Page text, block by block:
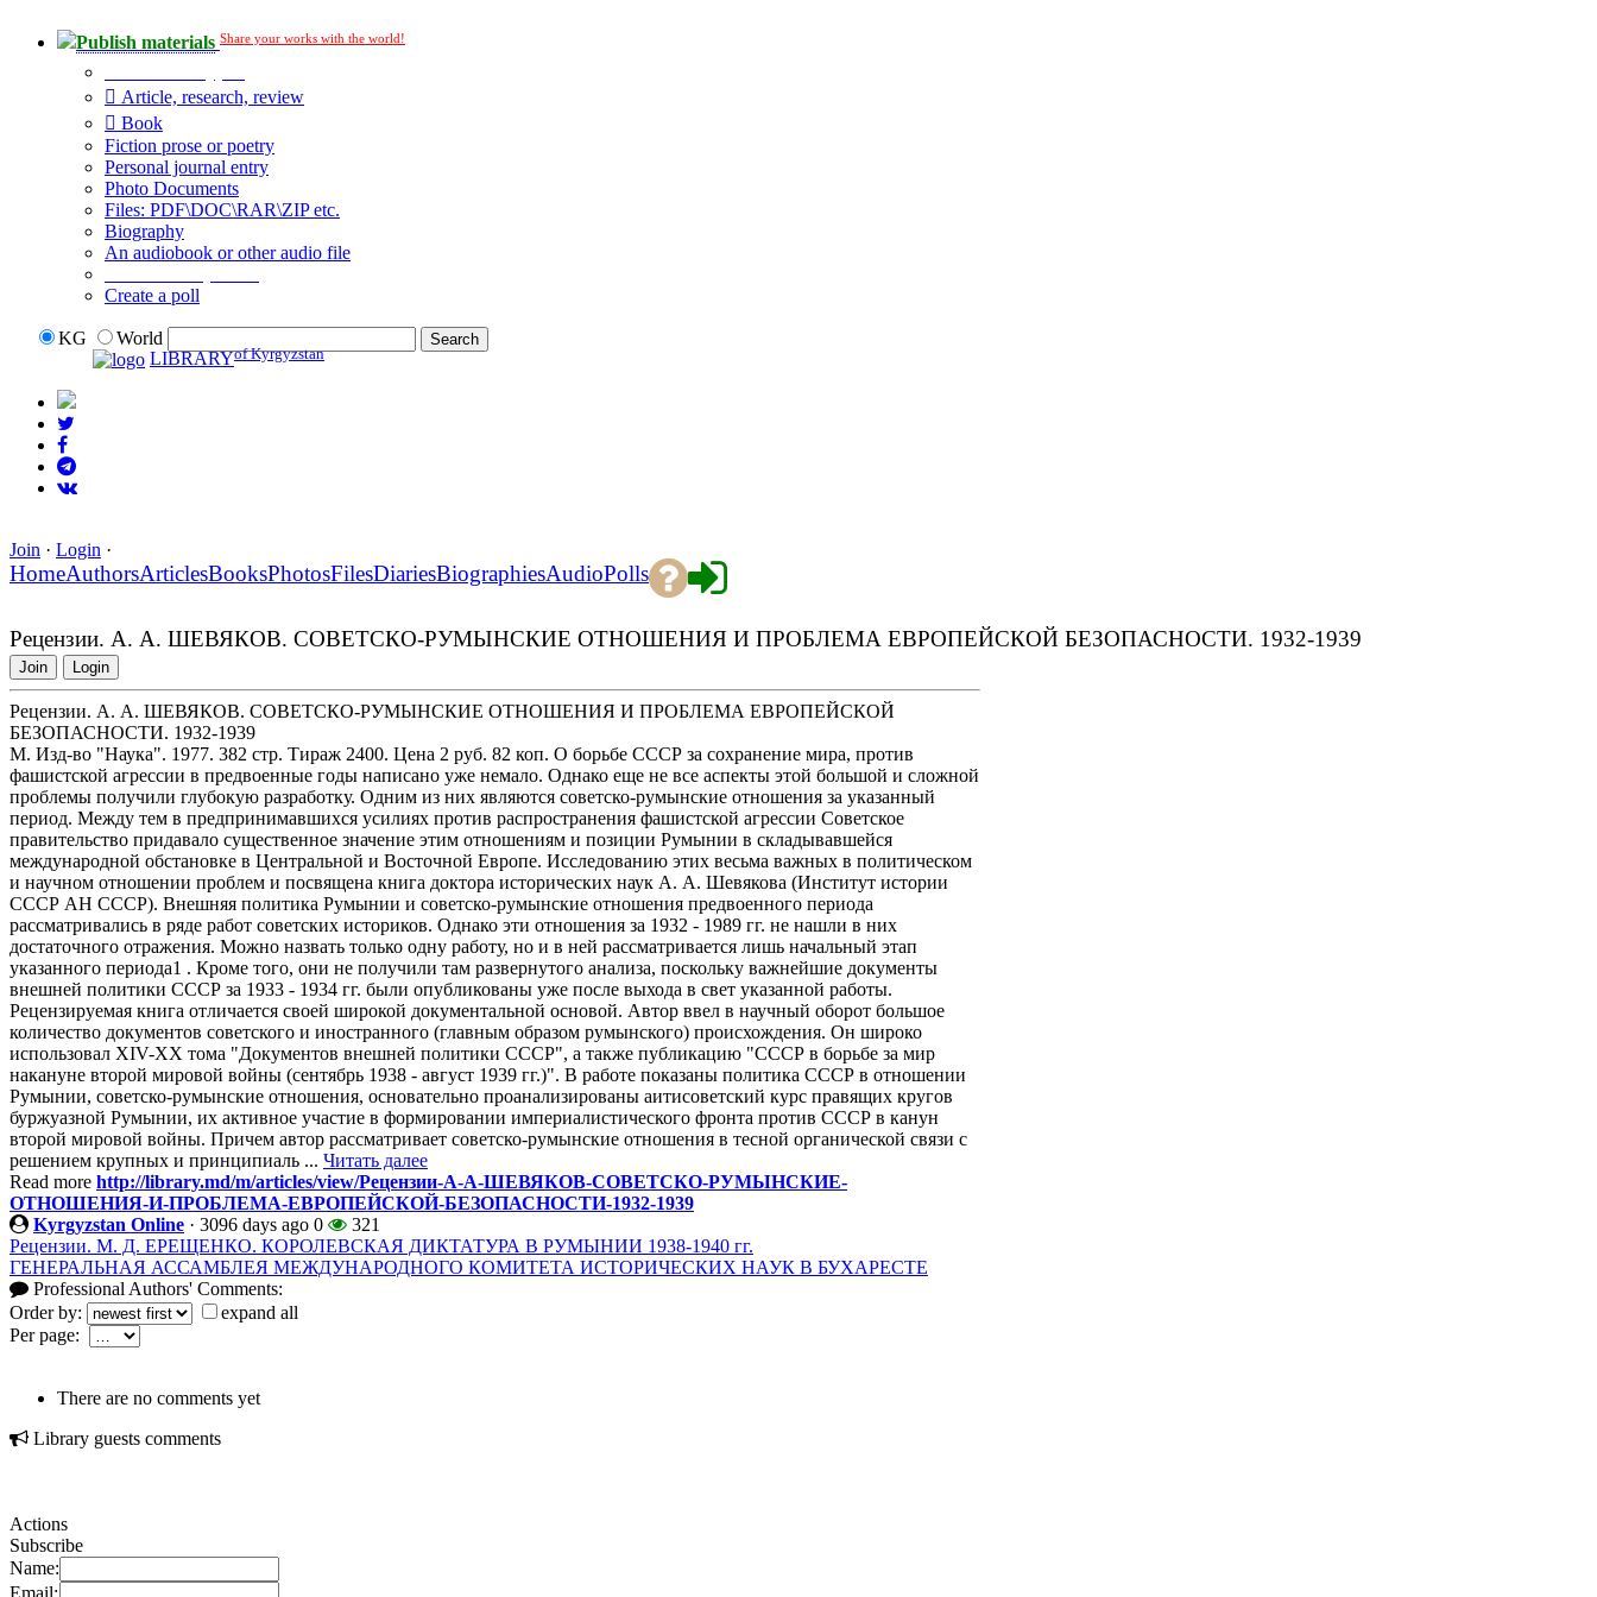
Publish materials Share your works with the world!
Article, research, review
Book
Fiction prose or poetry
Personal journal entry
Photo Documents
Files: PDF\DOC\RAR\ZIP etc.
Biography
An audiobook or other audio file
Create a poll
KG
World
LIBRARYof Kyrgyzstan
Join · Login ·
HomeAuthorsArticlesBooksPhotosFilesDiariesBiographiesAudioPolls
Рецензии. А. А. ШЕВЯКОВ. СОВЕТСКО-РУМЫНСКИЕ ОТНОШЕНИЯ И ПРОБЛЕМА ЕВРОПЕЙСКОЙ БЕЗОПАСНОСТИ. 1932-1939
Join Login
Рецензии. А. А. ШЕВЯКОВ. СОВЕТСКО-РУМЫНСКИЕ ОТНОШЕНИЯ И ПРОБЛЕМА ЕВРОПЕЙСКОЙ
БЕЗОПАСНОСТИ. 1932-1939
М. Изд-во "Наука". 1977. 382 стр. Тираж 2400. Цена 2 руб. 82 коп. О борьбе СССР за сохранение мира, против
фашистской агрессии в предвоенные годы написано уже немало. Однако еще не все аспекты этой большой и сложной
проблемы получили глубокую разработку. Одним из них являются советско-румынские отношения за указанный
период. Между тем в предпринимавшихся усилиях против распространения фашистской агрессии Советское
правительство придавало существенное значение этим отношениям и позиции Румынии в складывавшейся
международной обстановке в Центральной и Восточной Европе. Исследованию этих весьма важных в политическом
и научном отношении проблем и посвящена книга доктора исторических наук А. А. Шевякова (Институт истории
СССР АН СССР). Внешняя политика Румынии и советско-румынские отношения предвоенного периода
рассматривались в ряде работ советских историков. Однако эти отношения за 1932 - 1989 гг. не нашли в них
достаточного отражения. Можно назвать только одну работу, но и в ней рассматривается лишь начальный этап
указанного периода1 . Кроме того, они не получили там развернутого анализа, поскольку важнейшие документы
внешней политики СССР за 1933 - 1934 гг. были опубликованы уже после выхода в свет указанной работы.
Рецензируемая книга отличается своей широкой документальной основой. Автор ввел в научный оборот большое
количество документов советского и иностранного (главным образом румынского) происхождения. Он широко
использовал XIV-XX тома "Документов внешней политики СССР", а также публикацию "СССР в борьбе за мир
накануне второй мировой войны (сентябрь 1938 - август 1939 гг.)". В работе показаны политика СССР в отношении
Румынии, советско-румынские отношения, основательно проанализированы аитисоветский курс правящих кругов
буржуазной Румынии, их активное участие в формировании империалистического фронта против СССР в канун
второй мировой войны. Причем автор рассматривает советско-румынские отношения в тесной органической связи с
решением крупных и принципиаль ... Читать далее
Read more http://library.md/m/articles/view/Рецензии-А-А-ШЕВЯКОВ-СОВЕТСКО-РУМЫНСКИЕ-
ОТНОШЕНИЯ-И-ПРОБЛЕМА-ЕВРОПЕЙСКОЙ-БЕЗОПАСНОСТИ-1932-1939
Kyrgyzstan Online · 3096 days ago 0
321
Рецензии. М. Д. ЕРЕЩЕНКО. КОРОЛЕВСКАЯ ДИКТАТУРА В РУМЫНИИ 1938-1940 гг.
ГЕНЕРАЛЬНАЯ АССАМБЛЕЯ МЕЖДУНАРОДНОГО КОМИТЕТА ИСТОРИЧЕСКИХ НАУК В БУХАРЕСТЕ
Professional Authors' Comments:
Order by:
expand all
Per page:
There are no comments yet
Library guests comments
Actions
Subscribe
Name:
Email: